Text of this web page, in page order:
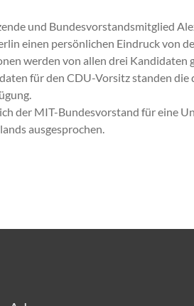
und Bundesvorstandsmitglied
einen persönlichen Eindruck von
werden von allen drei
für den CDU-Vorsitz standen
der MIT-Bundesvorstand für eine
ausgesprochen.